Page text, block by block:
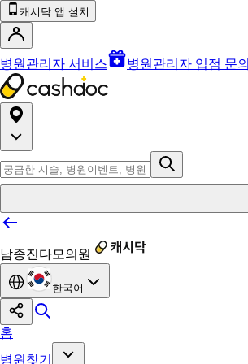
캐시닥 앱 설치
병원관리자 서비스 병원관리자 입점 문의
남종진다모의원
한국어
홈
병원찾기